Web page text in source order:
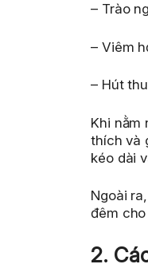
– Trào
– Viêm
– Hút
Khi nằm
thích và
kéo dài
Ngoài
đêm
2.